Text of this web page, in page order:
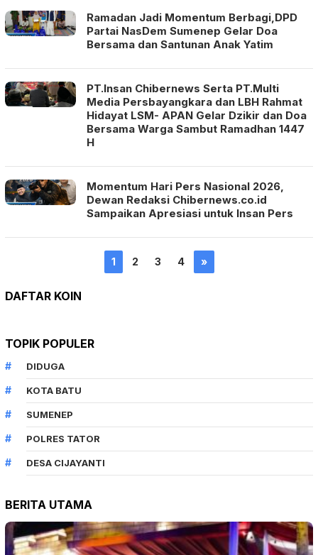
Ramadan Jadi Momentum Berbagi,DPD
Partai NasDem Sumenep Gelar Doa
Bersama dan Santunan Anak Yatim
PT.Insan Chibernews Serta PT.Multi
Media Persbayangkara dan LBH Rahmat
Hidayat LSM- APAN Gelar Dzikir dan Doa
Bersama Warga Sambut Ramadhan 1447
H
Momentum Hari Pers Nasional 2026,
Dewan Redaksi Chibernews.co.id
Sampaikan Apresiasi untuk Insan Pers
1 2 3 4 »
DAFTAR KOIN
TOPIK POPULER
DIDUGA
KOTA BATU
SUMENEP
POLRES TATOR
DESA CIJAYANTI
BERITA UTAMA